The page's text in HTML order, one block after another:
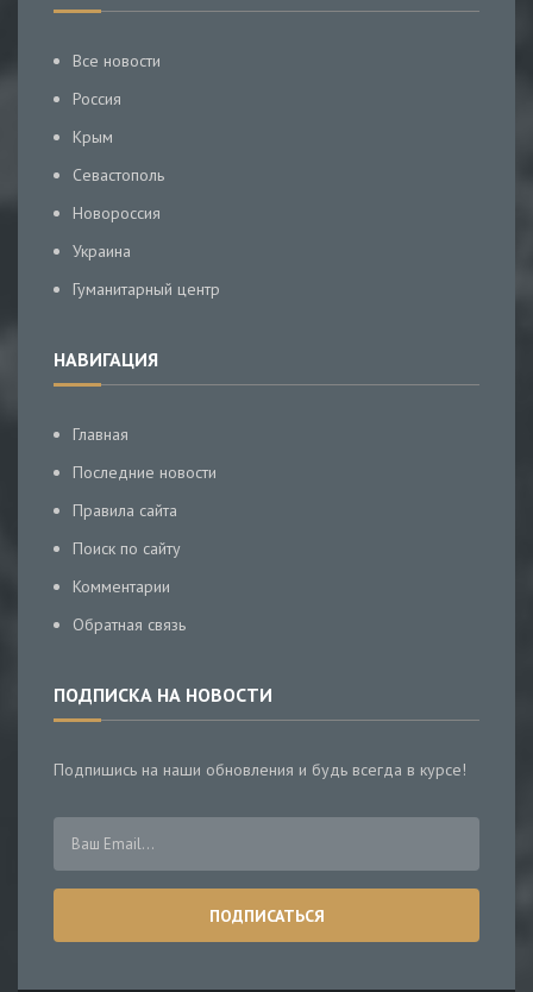
Все новости
Россия
Крым
Севастополь
Новороссия
Украина
Гуманитарный центр
НАВИГАЦИЯ
Главная
Последние новости
Правила сайта
Поиск по сайту
Комментарии
Обратная связь
ПОДПИСКА НА НОВОСТИ
Подпишись на наши обновления и будь всегда в курсе!